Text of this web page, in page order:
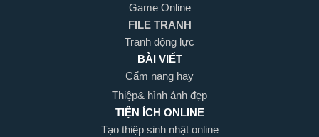
Game Online
FILE TRANH
Tranh động lực
BÀI VIẾT
Cẩm nang hay
Thiệp& hình ảnh đẹp
TIỆN ÍCH ONLINE
Tạo thiệp sinh nhật online